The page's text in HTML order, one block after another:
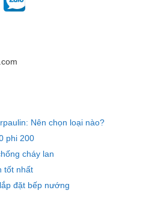
Nên chọn loại nào?
phi 200
cháy lan
tốt nhất
đặt bếp nướng